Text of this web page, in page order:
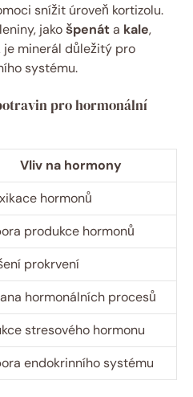
snížit úroveň kortizolu.
jakošpenáta kale,
je minerál důležitý pro
systému.
pro hormonální
Vliv na hormony
hormonů
produkce hormonů
prokrvení
hormonálních procesů
stresového hormonu
endokrinního systému